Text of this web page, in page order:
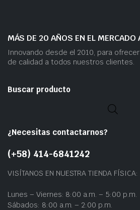
MÁS DE 20 AÑOS EN EL
Innovando desde el 2010, para
de calidad a todos nuestros clientes.
Buscar producto
¿Necesitas contactarnos?
(+58) 414-6841242
VISÍTANOS EN NUESTRA TIENDA FÍSICA:
Lunes – Viernes: 8:00 a.m. – 5:00 p.m.
Sábados: 8:00 a.m. – 2:00 p.m.